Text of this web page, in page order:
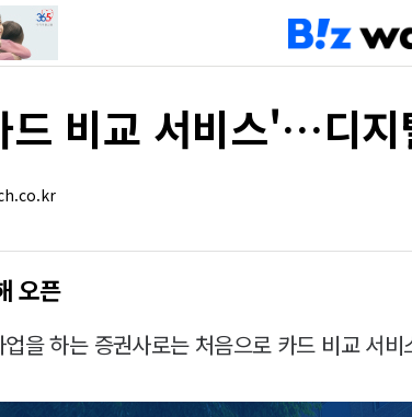
비교 서비스'…디지
오픈
을 하는 증권사로는 처음으로 카드 비교 서비